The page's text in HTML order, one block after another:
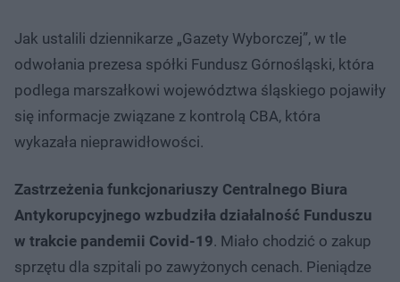
Jak ustalili dziennikarze „Gazety Wyborczej”, w tle
odwołania prezesa spółki Fundusz Górnośląski, która
podlega marszałkowi województwa śląskiego pojawiły
się informacje związane z kontrolą CBA, która
wykazała nieprawidłowości.
Zastrzeżenia funkcjonariuszy Centralnego Biura
Antykorupcyjnego wzbudziła działalność Funduszu
w trakcie pandemii Covid-19. Miało chodzić o zakup
sprzętu dla szpitali po zawyżonych cenach. Pieniądze